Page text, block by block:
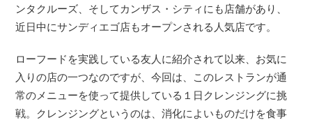
ンタクルーズ、そしてカンザス・シティにも店舗があり、
近日中にサンディエゴ店もオープンされる人気店です。
ローフードを実践している友人に紹介されて以来、お気に
入りの店の一つなのですが、今回は、このレストランが通
常のメニューを使って提供している１日クレンジングに挑
戦。クレンジングというのは、消化によいものだけを食事